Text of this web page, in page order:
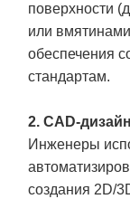
поверхности
или
обеспечения
стандартам.
2. CAD-
Инженеры
создания 2D/